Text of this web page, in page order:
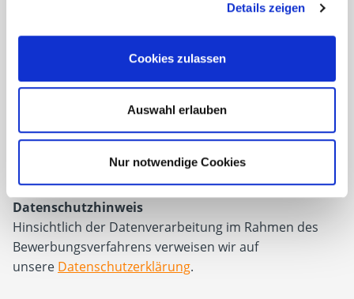
Details zeigen
Cookies zulassen
Auswahl erlauben
Nur notwendige Cookies
Angabe Ihrer Gehaltsvorstellung und Verfügbarkeit
an: ​​​​
personal@eurotec.team
Personalabteilung
Unter dem Hofe 5
Datenschutzhinweis
Hinsichtlich der Datenverarbeitung im Rahmen des
Bewerbungsverfahrens verweisen wir auf
unsere Datenschutzerklärung.